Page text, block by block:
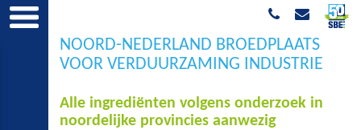
NOORD-NEDERLAND BROEDPLAATS
VOOR VERDUURZAMING INDUSTRIE
Alle ingrediënten volgens onderzoek in
noordelijke provincies aanwezig